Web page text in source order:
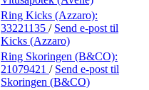
Ring Kicks (Azzaro):
33221135 / Send e-post til
Kicks (Azzaro)
Ring Skoringen (B&CO):
21079421 / Send e-post til
Skoringen (B&CO)